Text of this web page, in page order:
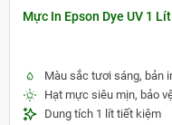
Mực In Epson Dye UV 1 Lít
Dung tích 1 lít tiết kiệm